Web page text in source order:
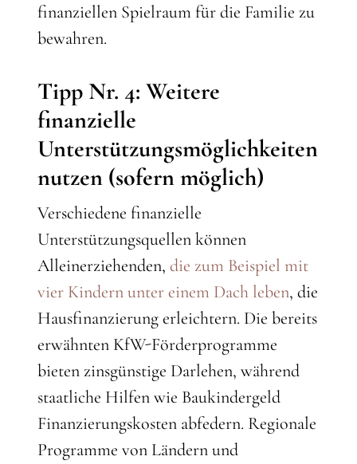
finanziellen Spielraum für die Familie zu
bewahren.
Tipp Nr. 4: Weitere
finanzielle
Unterstützungsmöglichkeiten
nutzen (sofern möglich)
Verschiedene finanzielle
Unterstützungsquellen können
Alleinerziehenden, die zum Beispiel mit
vier Kindern unter einem Dach leben, die
Hausfinanzierung erleichtern. Die bereits
erwähnten KfW-Förderprogramme
bieten zinsgünstige Darlehen, während
staatliche Hilfen wie Baukindergeld
Finanzierungskosten abfedern. Regionale
Programme von Ländern und